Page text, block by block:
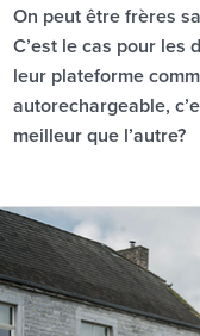
On peut être frères
C’est le cas pour les
leur plateforme
autorechargeable,
meilleur que l’autre?